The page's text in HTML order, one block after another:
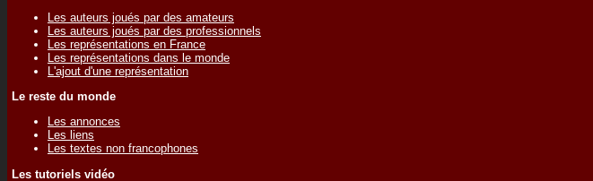
Les auteurs joués par des amateurs
Les auteurs joués par des professionnels
Les représentations en France
Les représentations dans le monde
L'ajout d'une représentation
Le reste du monde
Les annonces
Les liens
Les textes non francophones
Les tutoriels vidéo